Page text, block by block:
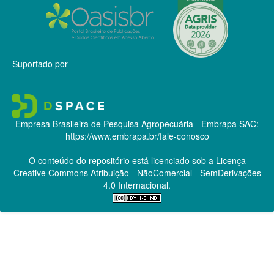
Suportado por
Empresa Brasileira de Pesquisa Agropecuária - Embrapa SAC:
https://www.embrapa.br/fale-conosco
O conteúdo do repositório está licenciado sob a Licença
Creative CommonsAtribuição - NãoComercial - SemDerivações
4.0 Internacional.